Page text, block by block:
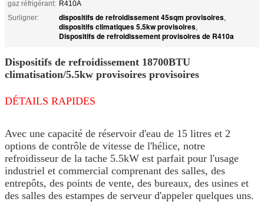
gaz réfrigérant: R410A
Surligner:
dispositifs de refroidissement 45sqm provisoires,
dispositifs climatiques 5.5kw provisoires,
Dispositifs de refroidissement provisoires de R410a
Dispositifs de refroidissement 18700BTU
climatisation/5.5kw provisoires provisoires
DÉTAILS RAPIDES
Avec une capacité de réservoir d'eau de 15 litres et 2
options de contrôle de vitesse de l'hélice, notre
refroidisseur de la tache 5.5kW est parfait pour l'usage
industriel et commercial comprenant des salles, des
entrepôts, des points de vente, des bureaux, des usines et
des salles des estampes de serveur d'appeler quelques uns.